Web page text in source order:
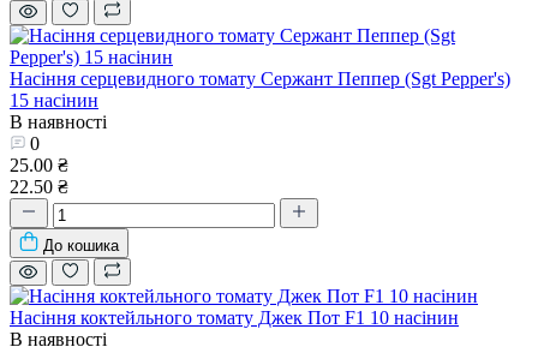
Насіння серцевидного томату Сержант Пеппер (Sgt Pepper's)
15 насінин
В наявності
0
25.00 ₴
22.50 ₴
До кошика
Насіння коктейльного томату Джек Пот F1 10 насінин
В наявності